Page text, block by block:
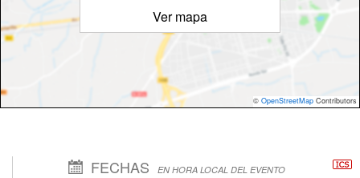
Ver mapa
© OpenStreetMap Contributors
FECHAS EN HORA LOCAL DEL EVENTO